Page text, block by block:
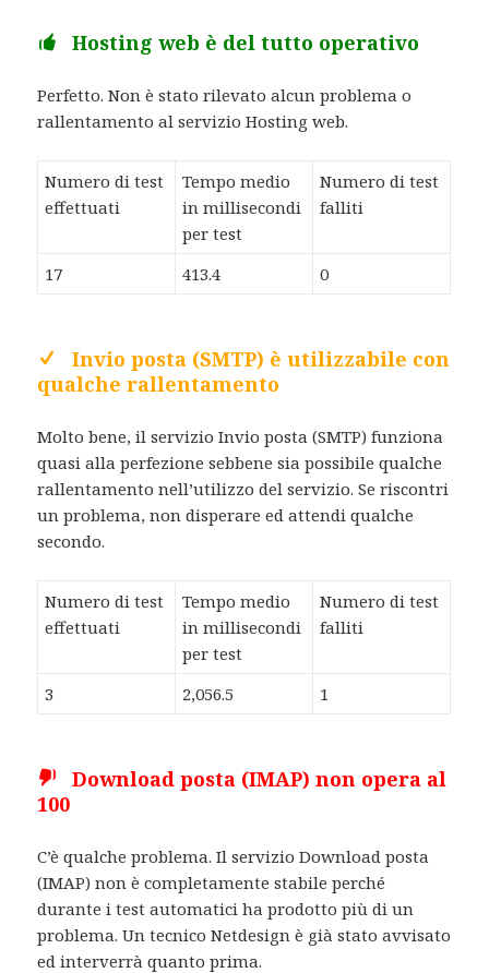
Hosting web è del tutto operativo
Perfetto. Non è stato rilevato alcun problema o
rallentamento al servizio Hosting web.
Numero di test
effettuati
Tempo medio
in millisecondi
per test
Numero di test
falliti
17 413.4 0
Invio posta (SMTP) è utilizzabile con
qualche rallentamento
Molto bene, il servizio Invio posta (SMTP) funziona
quasi alla perfezione sebbene sia possibile qualche
rallentamento nell’utilizzo del servizio. Se riscontri
un problema, non disperare ed attendi qualche
secondo.
Numero di test
effettuati
Tempo medio
in millisecondi
per test
Numero di test
falliti
3 2,056.5 1
Download posta (IMAP) non opera al
100
C’è qualche problema. Il servizio Download posta
(IMAP) non è completamente stabile perché
durante i test automatici ha prodotto più di un
problema. Un tecnico Netdesign è già stato avvisato
ed interverrà quanto prima.